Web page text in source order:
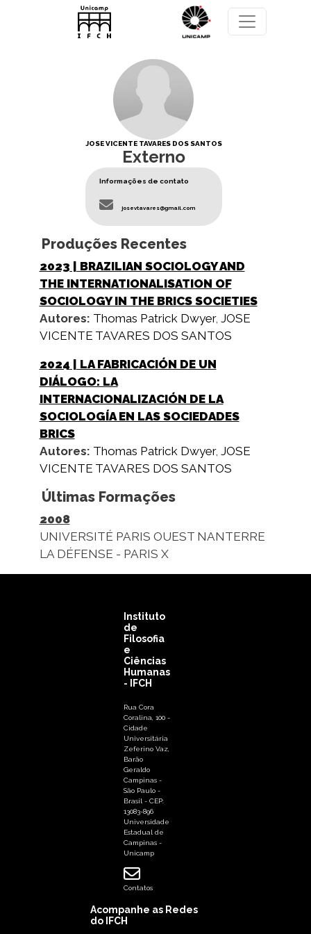
Pular para o conteúdo principal
JOSE VICENTE TAVARES DOS SANTOS
Externo
Informações de contato
josevtavares@gmail.com
Produções Recentes
2023 | BRAZILIAN SOCIOLOGY AND
THE INTERNATIONALISATION OF
SOCIOLOGY IN THE BRICS SOCIETIES
Autores: Thomas Patrick Dwyer, JOSE
VICENTE TAVARES DOS SANTOS
2024 | LA FABRICACIÓN DE UN
DIÁLOGO: LA
INTERNACIONALIZACIÓN DE LA
SOCIOLOGÍA EN LAS SOCIEDADES
BRICS
Autores: Thomas Patrick Dwyer, JOSE
VICENTE TAVARES DOS SANTOS
Últimas Formações
2008
UNIVERSITÉ PARIS OUEST NANTERRE
LA DÉFENSE - PARIS X
Instituto
de
Filosofia
e
Ciências
Humanas
- IFCH
Rua Cora
Coralina, 100 -
Cidade
Universitária
Zeferino Vaz,
Barão
Geraldo
Campinas -
São Paulo -
Brasil - CEP:
13083-896
Universidade
Estadual de
Campinas -
Unicamp
Contatos
Acompanhe as Redes
do IFCH